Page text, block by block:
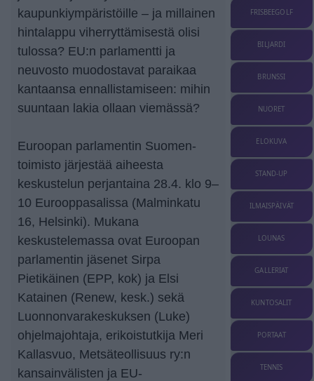
kaupunkiympäristöille – ja millainen
hintalappu viherryttämisestä olisi
tulossa? EU:n parlamentti ja
neuvosto muodostavat paraikaa
kantaansa ennallistamiseen: mihin
suuntaan lakia ollaan viemässä?
Euroopan parlamentin Suomen-
toimisto järjestää aiheesta
keskustelun perjantaina 28.4. klo 9–
10 Eurooppasalissa (Malminkatu
16, Helsinki). Mukana
keskustelemassa ovat Euroopan
parlamentin jäsenet Sirpa
Pietikäinen (EPP, kok) ja Elsi
Katainen (Renew, kesk.) sekä
Luonnonvarakeskuksen (Luke)
ohjelmajohtaja, erikoistutkija Meri
Kallasvuo, Metsäteollisuus ry:n
kansainvälisten ja EU-
FRISBEEGOLF
BILJARDI
BRUNSSI
NUORET
ELOKUVA
STAND-UP
ILMAISPÄIVÄT
LOUNAS
GALLERIAT
KUNTOSALIT
PORTAAT
TENNIS